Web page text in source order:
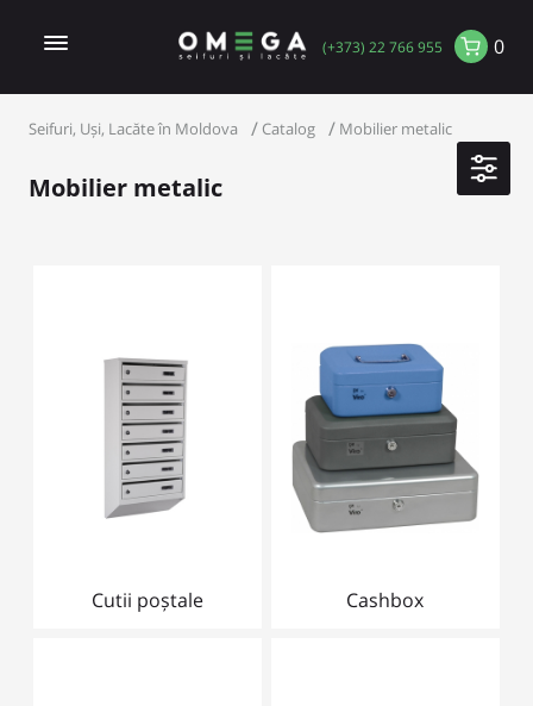
(+373) 22 766 955 0
Seifuri, Uși, Lacăte în Moldova Catalog Mobilier metalic
Mobilier metalic
Cutii poștale Cashbox